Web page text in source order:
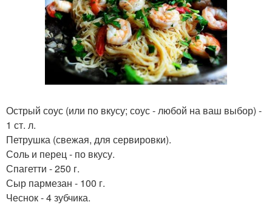
Острый соус (или по вкусу; соус - любой на ваш выбор) -
1 ст. л.
Петрушка (свежая, для сервировки).
Соль и перец - по вкусу.
Спагетти - 250 г.
Сыр пармезан - 100 г.
Чеснок - 4 зубчика.